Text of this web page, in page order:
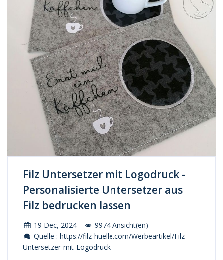
Filz Untersetzer mit Logodruck -
Personalisierte Untersetzer aus
Filz bedrucken lassen
19 Dec, 2024
9974 Ansicht(en)
Quelle : https://filz-huelle.com/Werbeartikel/Filz-
Untersetzer-mit-Logodruck